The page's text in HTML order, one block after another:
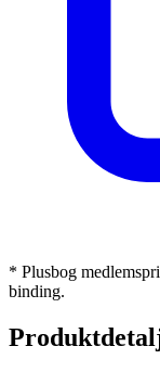
* Plusbog
binding.